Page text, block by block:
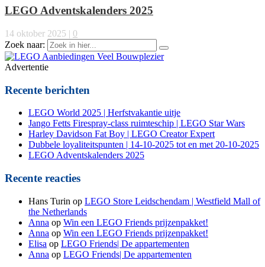
LEGO Adventskalenders 2025
14 oktober 2025 | 0
Zoek naar:
Advertentie
Recente berichten
LEGO World 2025 | Herfstvakantie uitje
Jango Fetts Firespray-class ruimteschip | LEGO Star Wars
Harley Davidson Fat Boy | LEGO Creator Expert
Dubbele loyaliteitspunten | 14-10-2025 tot en met 20-10-2025
LEGO Adventskalenders 2025
Recente reacties
Hans Turin op LEGO Store Leidschendam | Westfield Mall of
the Netherlands
Anna op Win een LEGO Friends prijzenpakket!
Anna op Win een LEGO Friends prijzenpakket!
Elisa op LEGO Friends| De appartementen
Anna op LEGO Friends| De appartementen